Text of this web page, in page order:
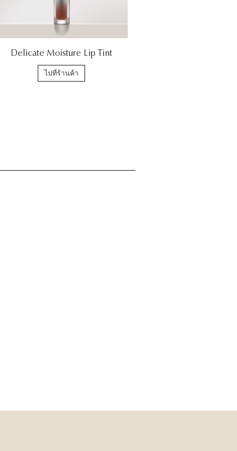
Delicate Moisture Lip Tint
ไปที่ร้านค้า